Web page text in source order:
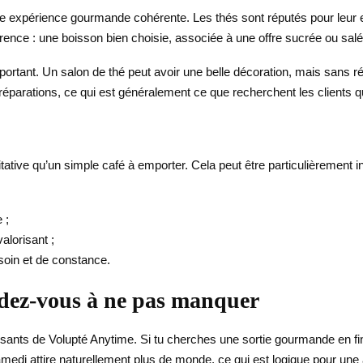
expérience gourmande cohérente. Les thés sont réputés pour
: une boisson bien choisie, associée à une offre sucrée ou
Un salon de thé peut avoir une belle décoration, mais sans
ce qui est généralement ce que recherchent les clients
qu’un simple café à emporter. Cela peut être particulièrement
;
;
et de constance.
vous à ne pas manquer
de Volupté Anytime. Si tu cherches une sortie gourmande en
attire naturellement plus de monde, ce qui est logique pour